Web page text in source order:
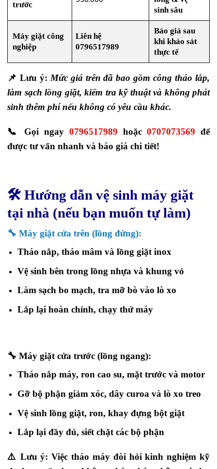
trước
sinh sâu
Máy giặt công
nghiệp
Liên hệ
0796517989
Báo giá sau
khi khảo sát
thực tế
📌 Lưu ý: Mức giá trên đã bao gồm công tháo lắp,
làm sạch lồng giặt, kiểm tra kỹ thuật và không phát
sinh thêm phí nếu không có yêu cầu khác.
📞 Gọi ngay 0796517989 hoặc0707073569 để
được tư vấn nhanh và báo giá chi tiết!
🛠️ Hướng dẫn vệ sinh máy giặt
tại nhà (nếu bạn muốn tự làm)
🔧 Máy giặt cửa trên (lồng đứng):
Tháo nắp, tháo mâm và lồng giặt inox
Vệ sinh bên trong lồng nhựa và khung vỏ
Làm sạch bo mạch, tra mỡ bò vào lò xo
Lắp lại hoàn chỉnh, chạy thử máy
🔧 Máy giặt cửa trước (lồng ngang):
Tháo nắp máy, ron cao su, mặt trước và motor
Gỡ bộ phận giảm xóc, dây curoa và lò xo treo
Vệ sinh lồng giặt, ron, khay đựng bột giặt
Lắp lại đầy đủ, siết chặt các bộ phận
⚠️ Lưu ý: Việc tháo máy đòi hỏi kinh nghiệm kỹ